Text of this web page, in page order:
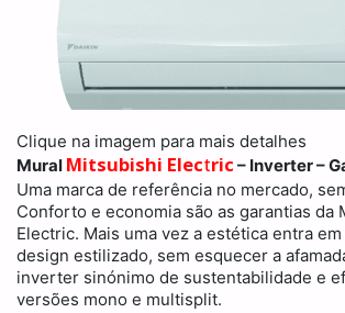
Clique na imagem para mais detalhes
Mural Mitsubishi Electric – Inverter –
Uma marca de referência no mercado,
Conforto e economia são as garantias da
Electric. Mais uma vez a estética entra
design estilizado, sem esquecer a
inverter sinónimo de sustentabilidade e
versões mono e multisplit.